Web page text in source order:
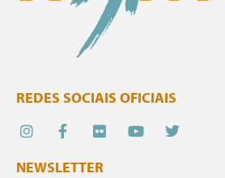
REDES SOCIAIS OFICIAIS
NEWSLETTER